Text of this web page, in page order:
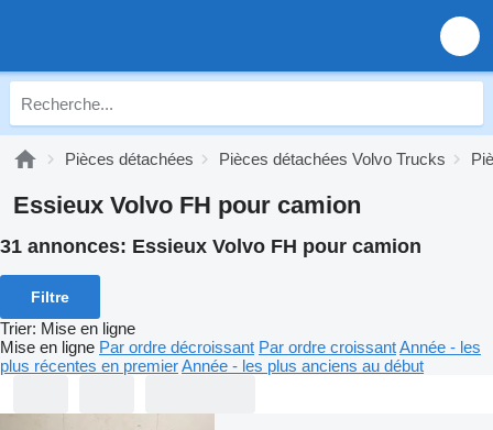
Pièces détachées Pièces détachées Volvo Trucks
Essieux Volvo FH pour camion
31 annonces: Essieux Volvo FH pour camion
Filtre
Trier: Mise en ligne
Mise en ligne Par ordre décroissant Par ordre croissantAnnée - les
plus récentes en premierAnnée - les plus anciens au début